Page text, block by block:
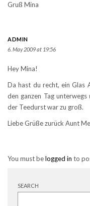
Gruß Mina
ADMIN
6. May 2009 at 19:56
Hey Mina!
Da hast du recht, ein Glas
den ganzen Tag
der Teedurst war zu groß.
Liebe Grüße zurück Aunt
You must belogged in to
SEARCH